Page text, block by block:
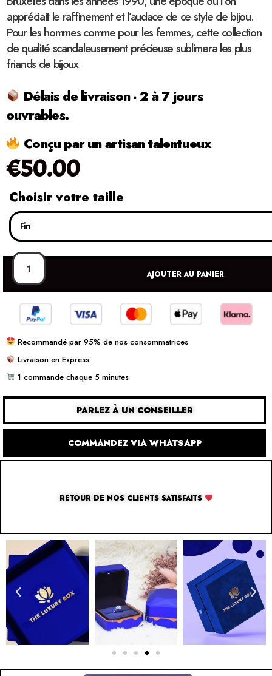
appréciait le raffinement et l’audace de ce style de bijou.
Pour les hommes comme pour les femmes, cette collection
de qualité scandaleusement précieuse sublimera les plus
friands de bijoux
Délais de livraison - 2 à 7 jours
ouvrables.
Conçu par un artisan talentueux
€50.00
Choisir votre taille
AJOUTER AU PANIER
Recommandé par 95% de nos consommatrices
Livraison en Express
1 commande chaque 5 minutes
PARLEZ À UN CONSEILLER
COMMANDEZ VIA WHATSAPP
RETOUR DE NOS CLIENTS SATISFAITS